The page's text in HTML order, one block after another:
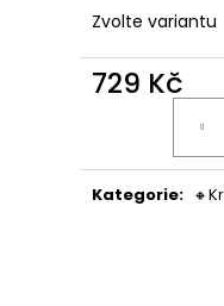
Zvolte variantu
729 Kč
Kategorie: